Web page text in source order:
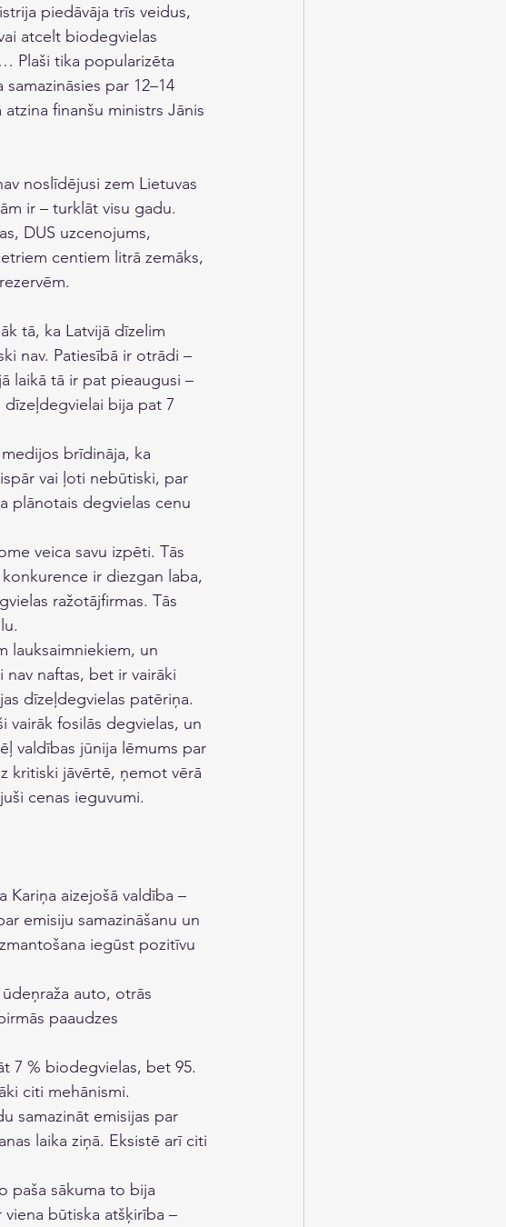
piedāvāja trīs veidus,
atcelt biodegvielas
Plaši tika popularizēta
par 12–14
finanšu ministrs Jānis
noslīdējusi zem Lietuvas
ir – turklāt visu gadu.
DUS uzcenojums,
centiem litrā zemāks,
tā, ka Latvijā dīzelim
nav. Patiesībā ir otrādi –
laikā tā ir pat pieaugusi –
bija pat 7
brīdināja, ka
vai ļoti nebūtiski, par
plānotais degvielas cenu
veica savu izpēti. Tās
ir diezgan laba,
ražotājfirmas. Tās
lauksaimniekiem, un
naftas, bet ir vairāki
dīzeļdegvielas patēriņa.
vairāk fosilās degvielas, un
valdības jūnija lēmums par
kritiski jāvērtē, ņemot vērā
cenas ieguvumi.
Kariņa aizejošā valdība –
emisiju samazināšanu un
iegūst pozitīvu
auto, otrās
paaudzes
7 % biodegvielas, bet 95.
citi mehānismi.
samazināt emisijas par
laika ziņā. Eksistē arī citi
paša sākuma to bija
būtiska atšķirība –